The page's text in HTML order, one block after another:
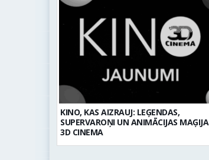
KINO, KAS AIZRAUJ: LEĢENDAS,
SUPERVAROŅI UN ANIMĀCIJAS MAĢIJA
3D CINEMA